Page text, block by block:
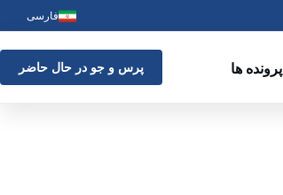
فارسی
پرونده ها پرس و جو در حال حاضر